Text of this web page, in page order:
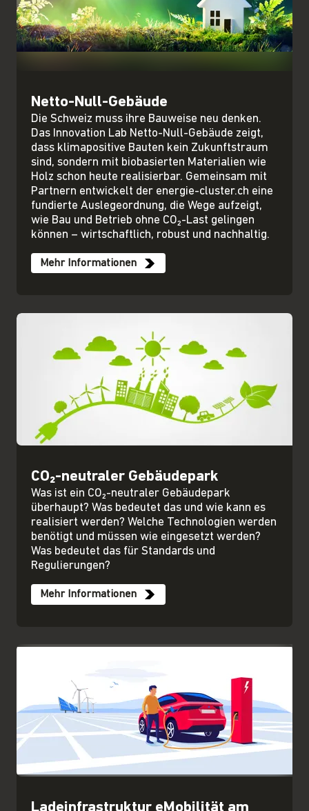
Netto-Null-Gebäude
Die Schweiz muss ihre Bauweise neu denken.
Das Innovation Lab Netto-Null-Gebäude zeigt,
dass klimapositive Bauten kein Zukunftstraum
sind, sondern mit biobasierten Materialien wie
Holz schon heute realisierbar. Gemeinsam mit
Partnern entwickelt der energie-cluster.ch eine
fundierte Auslegeordnung, die Wege aufzeigt,
wie Bau und Betrieb ohne CO₂-Last gelingen
können – wirtschaftlich, robust und nachhaltig.
Mehr Informationen
CO₂-neutraler Gebäudepark
Was ist ein CO₂-neutraler Gebäudepark
überhaupt? Was bedeutet das und wie kann es
realisiert werden? Welche Technologien werden
benötigt und müssen wie eingesetzt werden?
Was bedeutet das für Standards und
Regulierungen?
Mehr Informationen